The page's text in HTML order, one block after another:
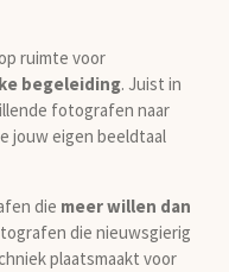
ruimte voor
begeleiding. Juist in
fotografen naar
jouw eigen beeldtaal
die meer willen dan
die nieuwsgierig
plaatsmaakt voor